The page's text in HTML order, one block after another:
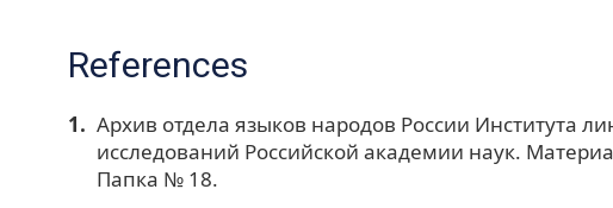
References
Архив отдела языков народов России Института
исследований Российской академии наук.
Папка № 18.